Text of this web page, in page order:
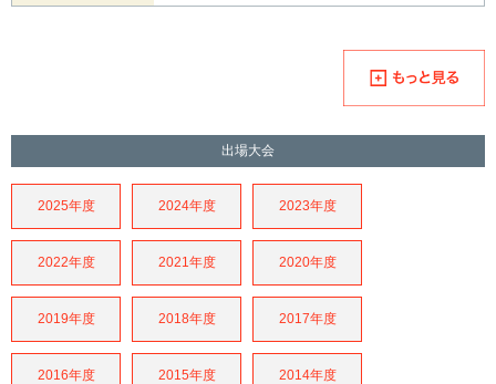
出場大会
2025年度 2024年度 2023年度
2022年度 2021年度 2020年度
2019年度 2018年度 2017年度
2016年度 2015年度 2014年度